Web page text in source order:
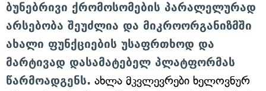
ბუნებრივი ქრომოსომების პარალელურად
არსებობა შეუძლია და მიკროორგანიზმში
ახალი ფუნქციების უსაფრთხოდ და
მარტივად დასამატებელ პლატფორმას
წარმოადგენს. ახლა მკვლევრები ხელოვნურ